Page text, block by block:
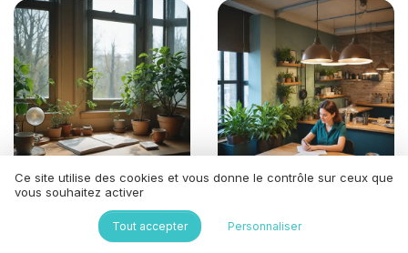
Salaire • 06/08/2026
Prime de partage de la valeur :
un levier stratégique pour la
qualité de vie au travail
restaurant dans le contrat de
Ce site utilise des cookies et vous donne le contrôle sur ceux que
vous souhaitez activer
Tout accepter Personnaliser